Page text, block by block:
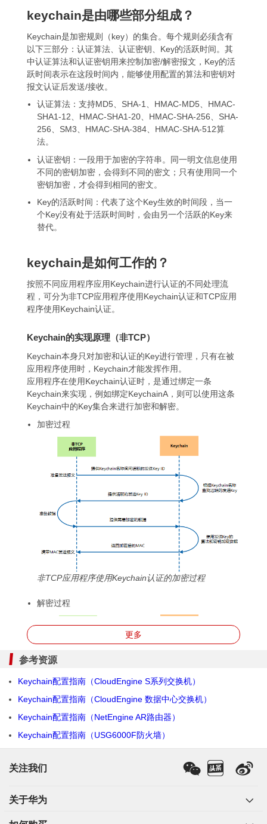
keychain是由哪些部分组成？
Keychain是加密规则（key）的集合。每个规则必须含有
以下三部分：认证算法、认证密钥、Key的活跃时间。其
中认证算法和认证密钥用来控制加密/解密报文，Key的活
跃时间表示在这段时间内，能够使用配置的算法和密钥对
报文认证后发送/接收。
认证算法：支持MD5、SHA-1、HMAC-MD5、HMAC-
SHA1-12、HMAC-SHA1-20、HMAC-SHA-256、SHA-
256、SM3、HMAC-SHA-384、HMAC-SHA-512算
法。
认证密钥：一段用于加密的字符串。同一明文信息使用
不同的密钥加密，会得到不同的密文；只有使用同一个
密钥加密，才会得到相同的密文。
Key的活跃时间：代表了这个Key生效的时间段，当一
个Key没有处于活跃时间时，会由另一个活跃的Key来
替代。
keychain是如何工作的？
按照不同应用程序应用Keychain进行认证的不同处理流
程，可分为非TCP应用程序使用Keychain认证和TCP应用
程序使用Keychain认证。
Keychain的实现原理（非TCP）
Keychain本身只对加密和认证的Key进行管理，只有在被
应用程序使用时，Keychain才能发挥作用。
应用程序在使用Keychain认证时，是通过绑定一条
Keychain来实现，例如绑定KeychainA，则可以使用这条
Keychain中的Key集合来进行加密和解密。
加密过程
非TCP应用程序使用Keychain认证的加密过程
解密过程
TCP应用程序使用Keychain认证的原理与非TCP应用程序
更多
参考资源
Keychain配置指南（CloudEngine S系列交换机）
Keychain配置指南（CloudEngine 数据中心交换机）
Keychain配置指南（NetEngine AR路由器）
Keychain配置指南（USG6000F防火墙）
关注我们
关于华为